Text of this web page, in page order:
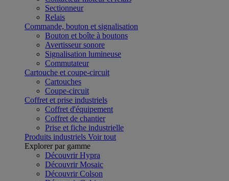
Sectionneur
Relais
Commande, bouton et signalisation
Bouton et boîte à boutons
Avertisseur sonore
Signalisation lumineuse
Commutateur
Cartouche et coupe-circuit
Cartouches
Coupe-circuit
Coffret et prise industriels
Coffret d'équipement
Coffret de chantier
Prise et fiche industrielle
Produits industriels Voir tout
Explorer par gamme
Découvrir Hypra
Découvrir Mosaic
Découvrir Colson